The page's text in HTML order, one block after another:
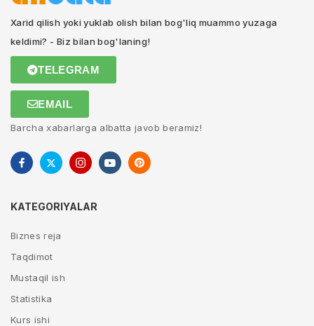
Xarid qilish yoki yuklab olish bilan bog'liq muammo yuzaga
keldimi? - Biz bilan bog'laning!
TELEGRAM
EMAIL
Barcha xabarlarga albatta javob beramiz!
KATEGORIYALAR
Biznes reja
Taqdimot
Mustaqil ish
Statistika
Kurs ishi